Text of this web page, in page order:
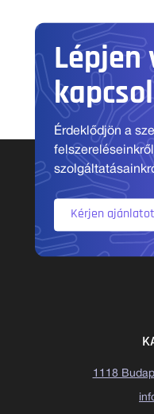
Lépjen
Érdeklődjön a
Kérjen ajánlatot
1118